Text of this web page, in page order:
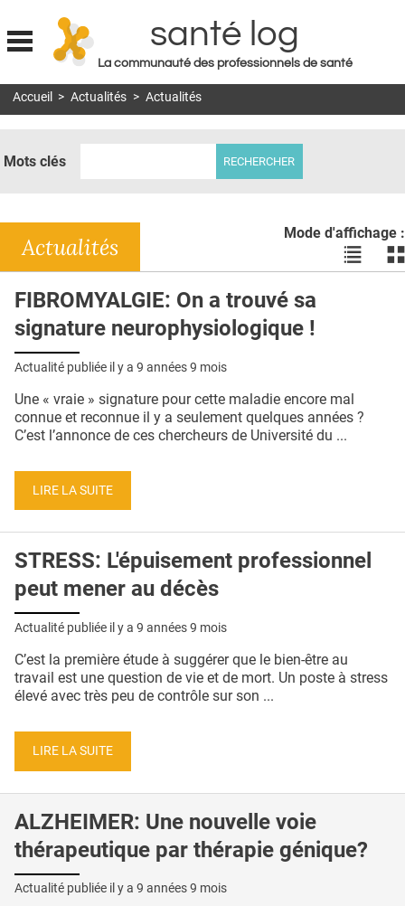
Jump to navigation
santé log
La communauté des professionnels de santé
MON COMPTE
DOSSIERS
RÉSEAUX
E-REVUE SAD
THÉMA
QUI SOMMES-NOUS ?
CONDITIONS GÉNÉRALES
CRÉDITS
Accueil > Actualités > Actualités
Mots clés
Mode d'affichage :
Voir
les
les
Actualités
FIBROMYALGIE: On a trouvé sa
signature neurophysiologique !
Actualité publiée il y a 9 années 9 mois
Une « vraie » signature pour cette maladie encore mal
connue et reconnue il y a seulement quelques années ?
C’est l’annonce de ces chercheurs de Université du ...
LIRE LA SUITE
STRESS: L'épuisement professionnel
peut mener au décès
Actualité publiée il y a 9 années 9 mois
C’est la première étude à suggérer que le bien-être au
travail est une question de vie et de mort. Un poste à stress
élevé avec très peu de contrôle sur son ...
LIRE LA SUITE
ALZHEIMER: Une nouvelle voie
thérapeutique par thérapie génique?
Actualité publiée il y a 9 années 9 mois